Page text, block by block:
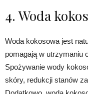
4. Woda
Woda kokosowa jest
pomagają w utrzymaniu
Spożywanie wody
skóry, redukcji stanów